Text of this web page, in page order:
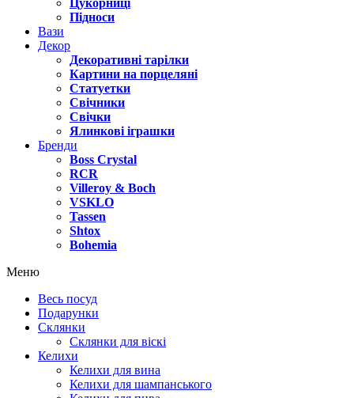
Цукорниці
Підноси
Вази
Декор
Декоративні тарілки
Картини на порцеляні
Статуетки
Свічники
Свічки
Ялинкові іграшки
Бренди
Boss Crystal
RCR
Villeroy & Boch
VSKLO
Tassen
Shtox
Bohemia
Меню
Весь посуд
Подарунки
Склянки
Склянки для віскі
Келихи
Келихи для вина
Келихи для шампанського